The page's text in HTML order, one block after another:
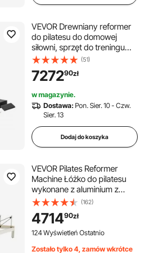
VEVOR Drewniany reformer
do pilatesu do domowej
siłowni, sprzęt do treningu
siłowego z podwójnym
oporem, skrzynia reformera,
trampolina, dla
początkujących, do 181,44 kg
(51)
727290zł
w magazynie.
Dostawa: Pon. Sier. 10 - Czw.
Sier. 13
Dodaj do koszyka
VEVOR Pilates Reformer
Machine Łóżko do pilatesu
wykonane z aluminium z
siedziskiem i podwójnym
oporem - sprężyny i linka, dla
zaawansowanych i
początkujących, sprzęt do
(162)
471490zł
124 Wyświetleń Ostatnio
Zostało tylko 4, zamów wkrótce